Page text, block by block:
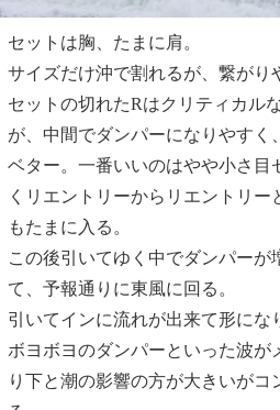
セットは胸、たまに肩。
サイズだけ沖で割れるが、繋がり
セットの切れたRはクリティカル
が、中間でダンパーになりやすく
ベター。一番いいのはやや小さ目
くリエントリーからリエントリー
もたまに入る。
この後引いてゆく中でダンパーが
て、予報通りに東風に回る。
引いてインに流れが出来て形にな
ボヨボヨのダンパーといった波が
り下と潮の影響の方が大きいが